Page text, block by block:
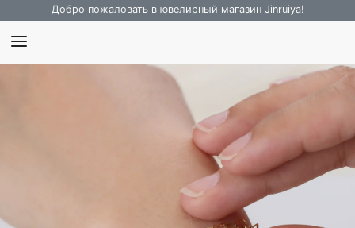
Добро пожаловать в ювелирный магазин Jinruiya!